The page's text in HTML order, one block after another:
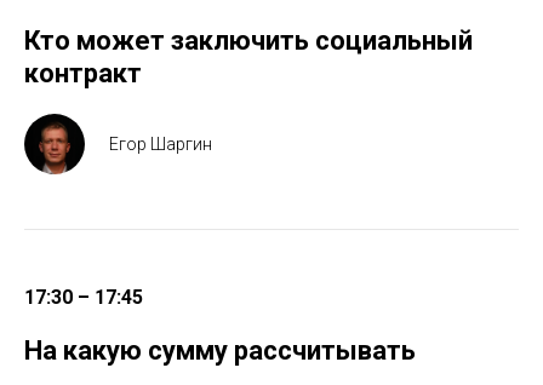
Кто может заключить социальный
контракт
Егор Шаргин
17:30 – 17:45
На какую сумму рассчитывать